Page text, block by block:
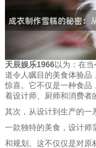
天辰娱乐1966以为：在
道令人瞩目的美食体验品
惊喜。它不仅是一种食品
着设计师、厨师和消费者
其次，从设计到生产的一
一款独特的美食，设计师
和规划。这不仅仅是对原